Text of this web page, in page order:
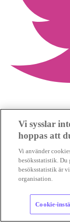
Vi sysslar
hoppas att
Vi använder
besöksstatistik.
besöksstatistik är
organisation.
Cookie-